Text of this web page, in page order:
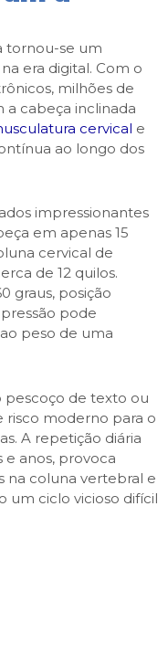
tornou-se um
era digital. Com o
milhões de
a cabeça inclinada
cervical e
ao longo dos
impressionantes
em apenas 15
cervical de
de 12 quilos.
graus, posição
pode
peso de uma
pescoço de texto ou
moderno para o
A repetição diária
e anos, provoca
na coluna vertebral e
um ciclo vicioso difícil